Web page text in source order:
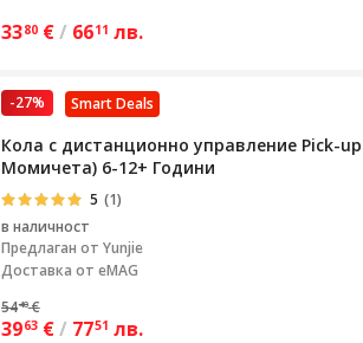
3380 €/ 6611 лв.
Smart Deals
-27%
Кола с дистанционно управление Pick-
Момичета) 6-12+ Години
5 (1)
в наличност
Предлаган от Yunjie
Доставка от eMAG
5440 €
3963 €/ 7751 лв.